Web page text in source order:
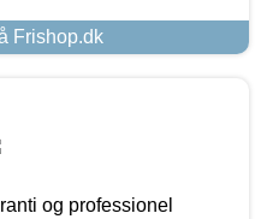
Frishop.dk
og professionel